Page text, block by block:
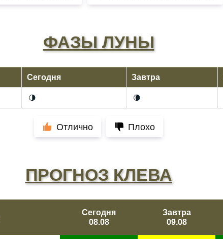
ФАЗЫ ЛУНЫ
Сегодня Завтра
🌗 🌘
Отлично Плохо
ПРОГНОЗ КЛЕВА
Сегодня
08.08
Завтра
09.08